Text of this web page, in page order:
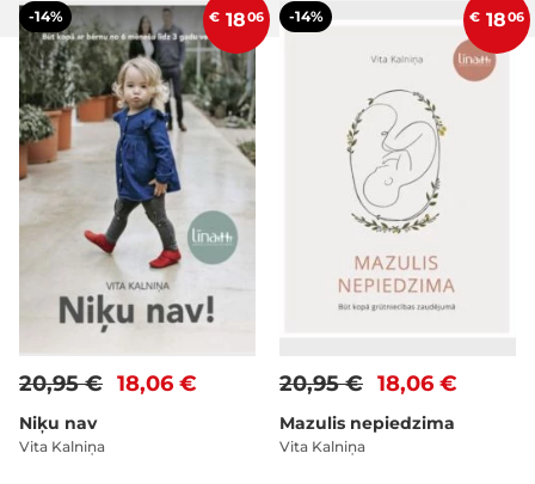
-14% € 1806
18,06 €
20,95 €
Niķu nav
Vita Kalniņa
-14% € 1806
18,06 €
20,95 €
Mazulis nepiedzima
Vita Kalniņa